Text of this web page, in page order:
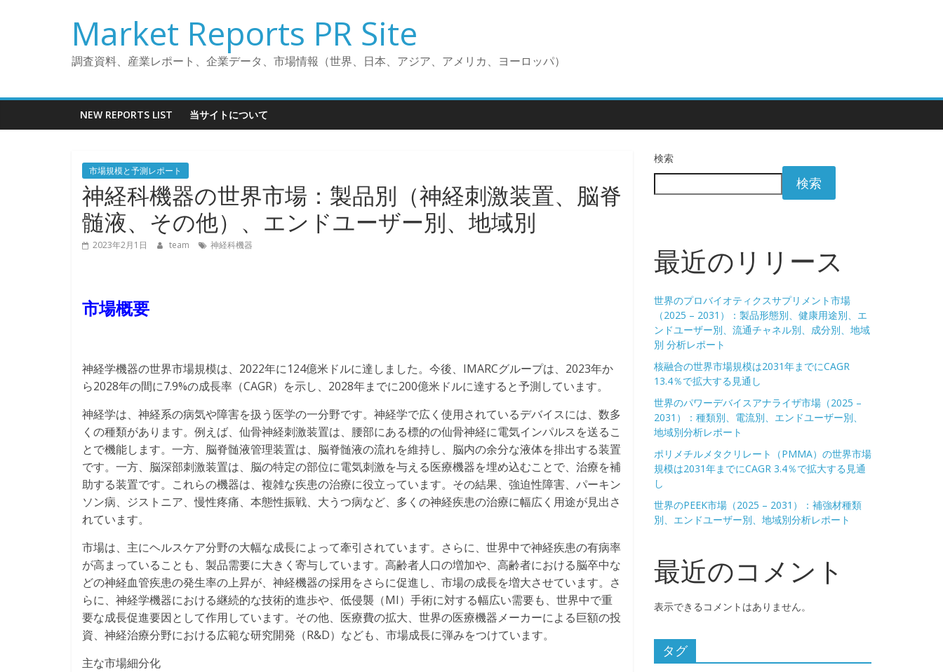
へ
キ
Market Reports PR Site
調査資料、産業レポート、企業データ、市場情報（世界、日本、アジア、アメリカ、ヨーロッパ）
NEW REPORTS LIST 当サイトについて
市場規模と予測レポート
神経科機器の世界市場：製品別（神経刺激装置、脳脊
髄液、その他）、エンドユーザー別、地域別
2023年2月1日 team 神経科機器
市場概要
神経学機器の世界市場規模は、2022年に124億米ドルに達しました。今後、IMARCグループは、2023年か
ら2028年の間に7.9%の成長率（CAGR）を示し、2028年までに200億米ドルに達すると予測しています。
神経学は、神経系の病気や障害を扱う医学の一分野です。神経学で広く使用されているデバイスには、数多
くの種類があります。例えば、仙骨神経刺激装置は、腰部にある標的の仙骨神経に電気インパルスを送るこ
とで機能します。一方、脳脊髄液管理装置は、脳脊髄液の流れを維持し、脳内の余分な液体を排出する装置
です。一方、脳深部刺激装置は、脳の特定の部位に電気刺激を与える医療機器を埋め込むことで、治療を補
助する装置です。これらの機器は、複雑な疾患の治療に役立っています。その結果、強迫性障害、パーキン
ソン病、ジストニア、慢性疼痛、本態性振戦、大うつ病など、多くの神経疾患の治療に幅広く用途が見出さ
れています。
市場は、主にヘルスケア分野の大幅な成長によって牽引されています。さらに、世界中で神経疾患の有病率
が高まっていることも、製品需要に大きく寄与しています。高齢者人口の増加や、高齢者における脳卒中な
どの神経血管疾患の発生率の上昇が、神経機器の採用をさらに促進し、市場の成長を増大させています。さ
らに、神経学機器における継続的な技術的進歩や、低侵襲（MI）手術に対する幅広い需要も、世界中で重
要な成長促進要因として作用しています。その他、医療費の拡大、世界の医療機器メーカーによる巨額の投
資、神経治療分野における広範な研究開発（R&D）なども、市場成長に弾みをつけています。
主な市場細分化
検索
検索
最近のリリース
世界のプロバイオティクスサプリメント市場
（2025 – 2031）：製品形態別、健康用途別、エ
ンドユーザー別、流通チャネル別、成分別、地域
別 分析レポート
核融合の世界市場規模は2031年までにCAGR
13.4％で拡大する見通し
世界のパワーデバイスアナライザ市場（2025 –
2031）：種類別、電流別、エンドユーザー別、
地域別分析レポート
ポリメチルメタクリレート（PMMA）の世界市場
規模は2031年までにCAGR 3.4％で拡大する見通
し
世界のPEEK市場（2025 – 2031）：補強材種類
別、エンドユーザー別、地域別分析レポート
最近のコメント
表示できるコメントはありません。
タグ